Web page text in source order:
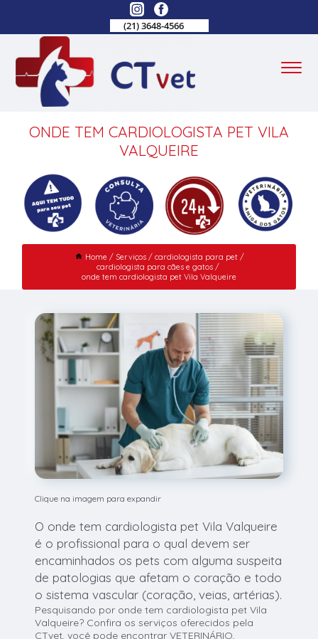
(21) 3648-4566
ONDE TEM CARDIOLOGISTA PET VILA
VALQUEIRE
Home Serviços
cardiologista para pet
cardiologista para cães e gatos
onde tem cardiologista pet Vila Valqueire
Clique na imagem para expandir
O onde tem cardiologista pet Vila Valqueire
é o profissional para o qual devem ser
encaminhados os pets com alguma suspeita
de patologias que afetam o coração e todo
o sistema vascular (coração, veias, artérias).
Pesquisando por onde tem cardiologista pet Vila
Valqueire? Confira os serviços oferecidos pela
CTvet, você pode encontrar VETERINÁRIO,